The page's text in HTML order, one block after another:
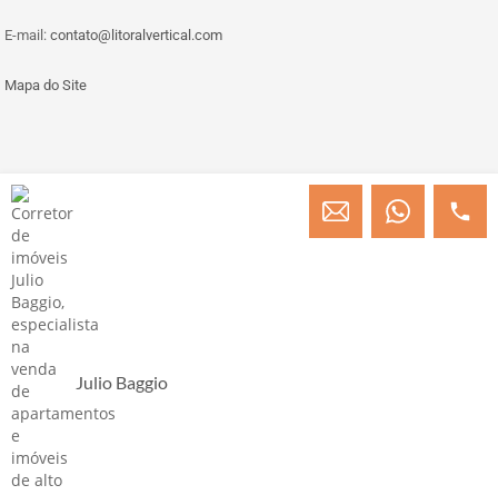
E-mail: contato@litoralvertical.com
Mapa do Site
© Copyright 2013 » 2026 Engenheiro Julio C. Baggio - Corretor de Imóveis
Julio Baggio